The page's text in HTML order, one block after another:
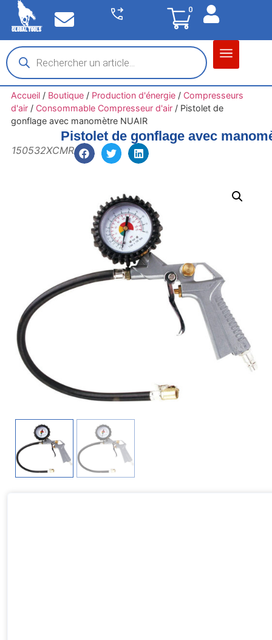
0
Accueil/ Boutique/ Production d'énergie/ Compresseurs
d'air/ Consommable Compresseur d'air/ Pistolet de
gonflage avec manomètre NUAIR
Pistolet de gonflage avec
150532XCMR